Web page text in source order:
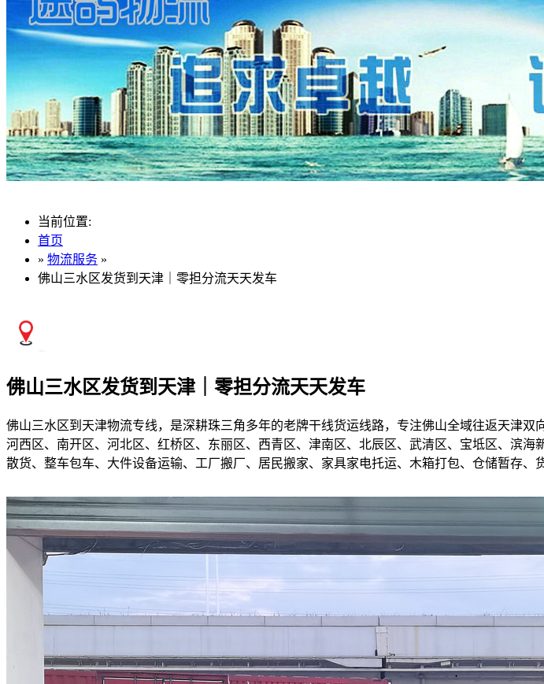
当前位置:
首页
» 物流服务 »
佛山三水区发货到天津｜零担分流天天发车
佛山三水区发货到天津｜零担分流天天发车
佛山三水区到天津物流专线，是深耕珠三角多年的老牌干线货运线路，专注佛山全域往返天津
河西区、南开区、河北区、红桥区、东丽区、西青区、津南区、北辰区、武清区、宝坻区、滨
散货、整车包车、大件设备运输、工厂搬厂、居民搬家、家具家电托运、木箱打包、仓储暂存